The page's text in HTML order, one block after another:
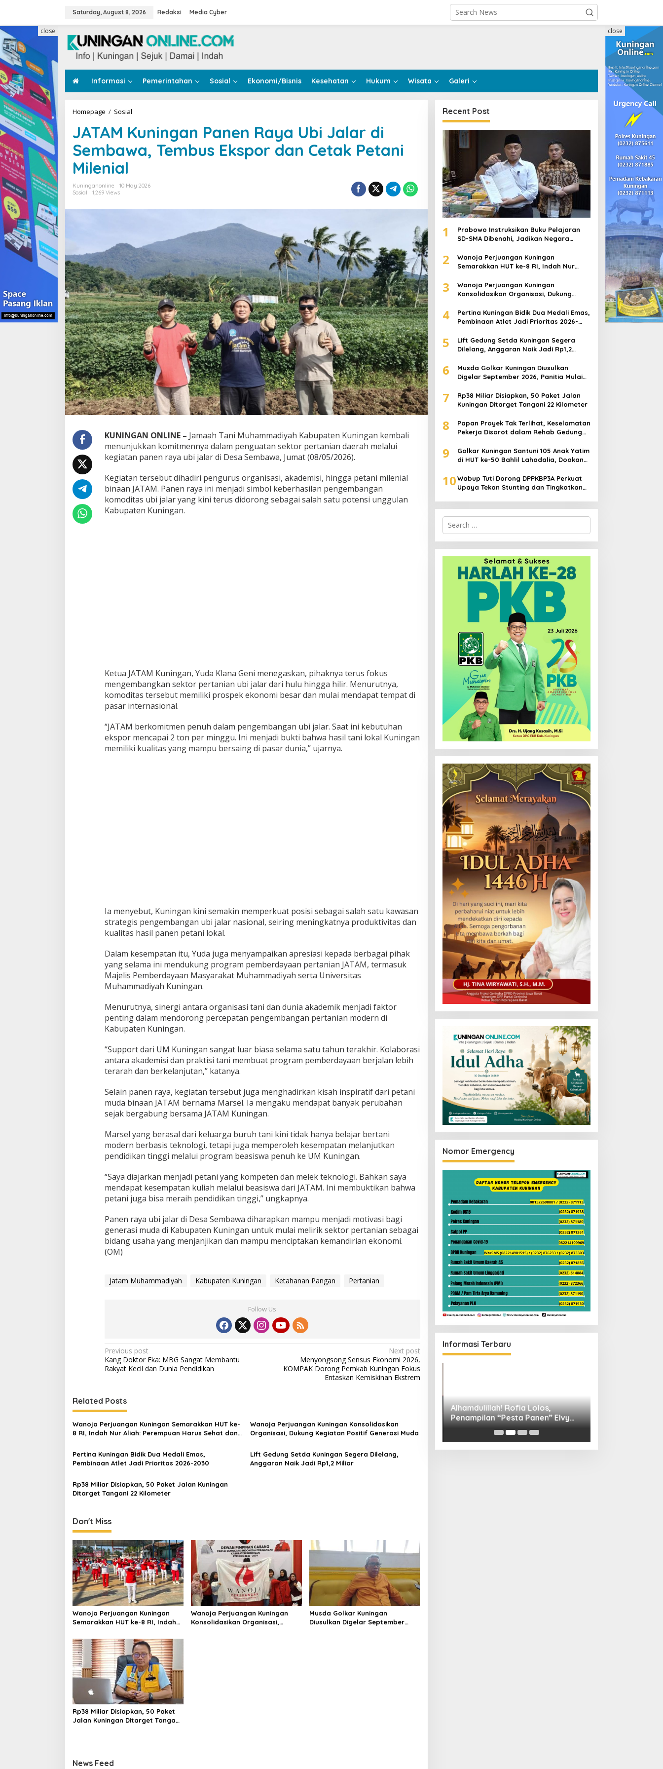
Saturday, August 8, 2026 Redaksi Media Cyber
Informasi Pemerintahan Sosial Ekonomi/Bisnis Kesehatan Hukum Wisata Galeri
close close
Homepage / Sosial
Panen
Raya
Ubi
Jalar
Tembus
Ekspor
Cetak
JATAM Kuningan Panen Raya Ubi Jalar di
Sembawa, Tembus Ekspor dan Cetak Petani
Milenial
Kuninganonline
10 May 2026
Sosial
1,269 Views
KUNINGAN ONLINE – Jamaah Tani Muhammadiyah Kabupaten Kuningan kembali
menunjukkan komitmennya dalam penguatan sektor pertanian daerah melalui
kegiatan panen raya ubi jalar di Desa Sembawa, Jumat (08/05/2026).
Kegiatan tersebut dihadiri pengurus organisasi, akademisi, hingga petani milenial
binaan JATAM. Panen raya ini menjadi simbol keberhasilan pengembangan
komoditas ubi jalar yang kini terus didorong sebagai salah satu potensi unggulan
Kabupaten Kuningan.
Ketua JATAM Kuningan, Yuda Klana Geni menegaskan, pihaknya terus fokus
mengembangkan sektor pertanian ubi jalar dari hulu hingga hilir. Menurutnya,
komoditas tersebut memiliki prospek ekonomi besar dan mulai mendapat tempat di
pasar internasional.
“JATAM berkomitmen penuh dalam pengembangan ubi jalar. Saat ini kebutuhan
ekspor mencapai 2 ton per minggu. Ini menjadi bukti bahwa hasil tani lokal Kuningan
memiliki kualitas yang mampu bersaing di pasar dunia,” ujarnya.
Ia menyebut, Kuningan kini semakin memperkuat posisi sebagai salah satu kawasan
strategis pengembangan ubi jalar nasional, seiring meningkatnya produktivitas dan
kualitas hasil panen petani lokal.
Dalam kesempatan itu, Yuda juga menyampaikan apresiasi kepada berbagai pihak
yang selama ini mendukung program pemberdayaan pertanian JATAM, termasuk
Majelis Pemberdayaan Masyarakat Muhammadiyah serta Universitas
Muhammadiyah Kuningan.
Menurutnya, sinergi antara organisasi tani dan dunia akademik menjadi faktor
penting dalam mendorong percepatan pengembangan pertanian modern di
Kabupaten Kuningan.
“Support dari UM Kuningan sangat luar biasa selama satu tahun terakhir. Kolaborasi
antara akademisi dan praktisi tani membuat program pemberdayaan berjalan lebih
terarah dan berkelanjutan,” katanya.
Selain panen raya, kegiatan tersebut juga menghadirkan kisah inspiratif dari petani
muda binaan JATAM bernama Marsel. Ia mengaku mendapat banyak perubahan
sejak bergabung bersama JATAM Kuningan.
Marsel yang berasal dari keluarga buruh tani kini tidak hanya belajar bertani
modern berbasis teknologi, tetapi juga memperoleh kesempatan melanjutkan
pendidikan tinggi melalui program beasiswa penuh ke UM Kuningan.
“Saya diajarkan menjadi petani yang kompeten dan melek teknologi. Bahkan saya
mendapat kesempatan kuliah melalui beasiswa dari JATAM. Ini membuktikan bahwa
petani juga bisa meraih pendidikan tinggi,” ungkapnya.
Panen raya ubi jalar di Desa Sembawa diharapkan mampu menjadi motivasi bagi
generasi muda di Kabupaten Kuningan untuk mulai melirik sektor pertanian sebagai
bidang usaha yang menjanjikan dan mampu menciptakan kemandirian ekonomi.
(OM)
Jatam Muhammadiyah Kabupaten Kuningan Ketahanan Pangan Pertanian
Follow Us
Post
navigation
Previous post
Kang Doktor Eka: MBG Sangat Membantu
Rakyat Kecil dan Dunia Pendidikan
Next post
Menyongsong Sensus Ekonomi 2026,
KOMPAK Dorong Pemkab Kuningan Fokus
Entaskan Kemiskinan Ekstrem
Related Posts
Wanoja Perjuangan Kuningan Semarakkan HUT ke-
8 RI, Indah Nur Aliah: Perempuan Harus Sehat dan
Wanoja Perjuangan Kuningan Konsolidasikan
Organisasi, Dukung Kegiatan Positif Generasi Muda
Pertina Kuningan Bidik Dua Medali Emas,
Pembinaan Atlet Jadi Prioritas 2026-2030
Lift Gedung Setda Kuningan Segera Dilelang,
Anggaran Naik Jadi Rp1,2 Miliar
Rp38 Miliar Disiapkan, 50 Paket Jalan Kuningan
Ditarget Tangani 22 Kilometer
Don't Miss
Wanoja Perjuangan Kuningan
Semarakkan HUT ke-8 RI, Indah
Sehat dan Berdaya
Wanoja Perjuangan Kuningan
Konsolidasikan Organisasi,
Musda Golkar Kuningan
Diusulkan Digelar September
Rp38 Miliar Disiapkan, 50 Paket
Jalan Kuningan Ditarget Tangani
News Feed
Recent Post
1
Prabowo Instruksikan Buku Pelajaran
SD-SMA Dibenahi, Jadikan Negara
2
Wanoja Perjuangan Kuningan
Semarakkan HUT ke-8 RI, Indah Nur
Berdaya
3
Wanoja Perjuangan Kuningan
Konsolidasikan Organisasi, Dukung
4
Pertina Kuningan Bidik Dua Medali Emas,
Pembinaan Atlet Jadi Prioritas 2026-
5
Lift Gedung Setda Kuningan Segera
Dilelang, Anggaran Naik Jadi Rp1,2
6
Musda Golkar Kuningan Diusulkan
Digelar September 2026, Panitia Mulai
7
Rp38 Miliar Disiapkan, 50 Paket Jalan
Kuningan Ditarget Tangani 22 Kilometer
8
Papan Proyek Tak Terlihat, Keselamatan
Pekerja Disorot dalam Rehab Gedung
9
Golkar Kuningan Santuni 105 Anak Yatim
di HUT ke-50 Bahlil Lahadalia, Doakan
10Wabup Tuti Dorong DPPKBP3A Perkuat
Upaya Tekan Stunting dan Tingkatkan
Search
for:
Nomor Emergency
Informasi Terbaru
Inovasi Penyiaran Digital
Alhamdulillah! Rofia Lolos,
Penampilan “Pesta Panen” Elvy
Sukaesih Berbuah Manis